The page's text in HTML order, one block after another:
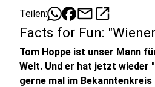
Teilen: mailopen_in_new
Facts for Fun:
Tom Hoppe ist unser Mann
Welt. Und er hat jetzt wieder
gerne mal im